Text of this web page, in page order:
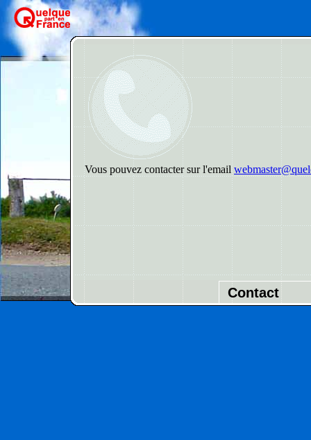
Vous pouvez contacter sur l'email
Contact